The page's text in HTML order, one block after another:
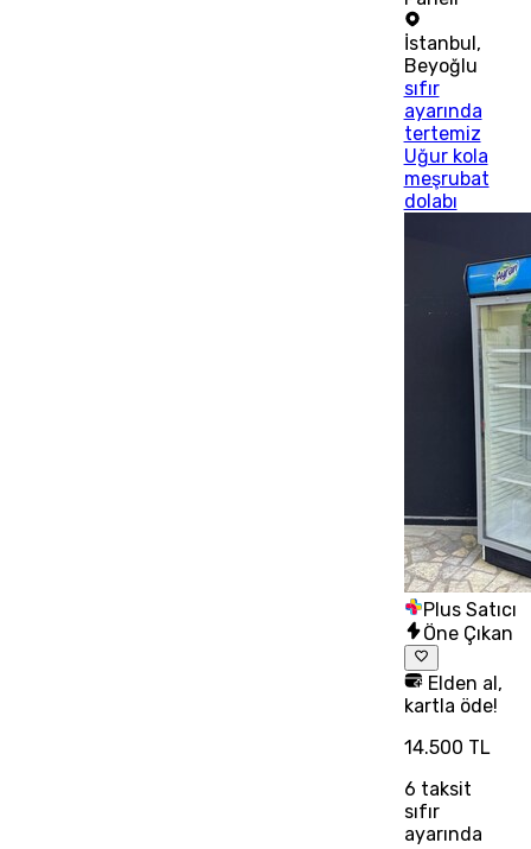
İstanbul,
Beyoğlu
sıfır
ayarında
tertemiz
Uğur kola
meşrubat
dolabı
Plus Satıcı
Öne Çıkan
Elden al,
kartla öde!
14.500 TL
6 taksit
sıfır
ayarında